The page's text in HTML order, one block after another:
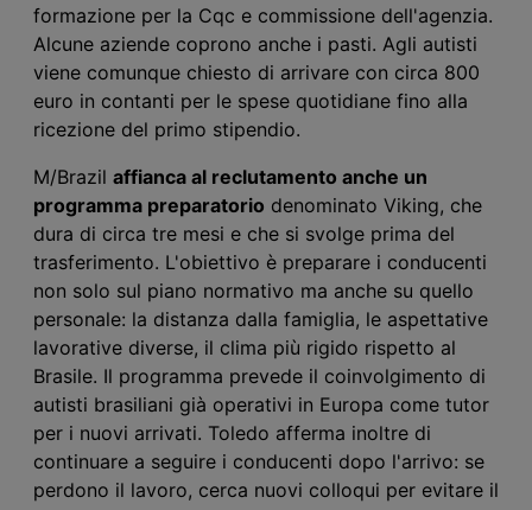
formazione per la Cqc e commissione dell'agenzia.
Alcune aziende coprono anche i pasti. Agli autisti
viene comunque chiesto di arrivare con circa 800
euro in contanti per le spese quotidiane fino alla
ricezione del primo stipendio.
M/Brazil affianca al reclutamento anche un
programma preparatorio denominato Viking, che
dura di circa tre mesi e che si svolge prima del
trasferimento. L'obiettivo è preparare i conducenti
non solo sul piano normativo ma anche su quello
personale: la distanza dalla famiglia, le aspettative
lavorative diverse, il clima più rigido rispetto al
Brasile. Il programma prevede il coinvolgimento di
autisti brasiliani già operativi in Europa come tutor
per i nuovi arrivati. Toledo afferma inoltre di
continuare a seguire i conducenti dopo l'arrivo: se
perdono il lavoro, cerca nuovi colloqui per evitare il